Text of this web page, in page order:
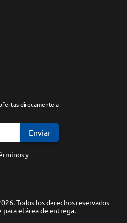
direcamente a
Enviar
y
Todos los derechos reservados
el área de entrega.